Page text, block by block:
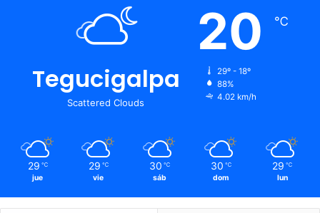
Tegucigalpa
Scattered Clouds
20 ℃
29º - 18º
88%
4.02 km/h
29 ℃
jue
29 ℃
vie
30 ℃
sáb
30 ℃
dom
29 ℃
lun